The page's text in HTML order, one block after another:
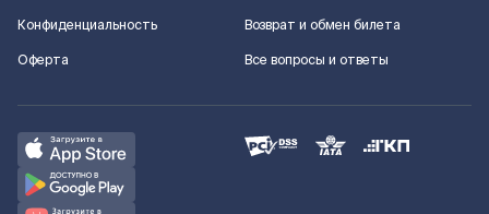
Конфиденциальность
Оферта
Возврат и обмен билета
Все вопросы и ответы